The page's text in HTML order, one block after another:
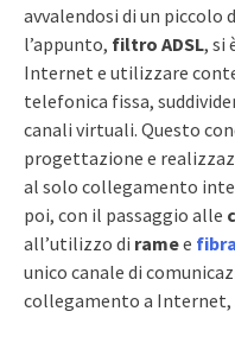
avvalendosi di un
l’appunto, filtro ADSL, si
Internet e utilizzare
telefonica fissa,
canali virtuali. Questo
progettazione e
al solo collegamento
poi, con il passaggio alle
all’utilizzo di ramee
unico canale di
collegamento a